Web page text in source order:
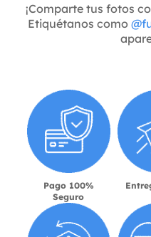
¡Comparte tus fotos
Etiquétanos como
Pago 100%
Seguro